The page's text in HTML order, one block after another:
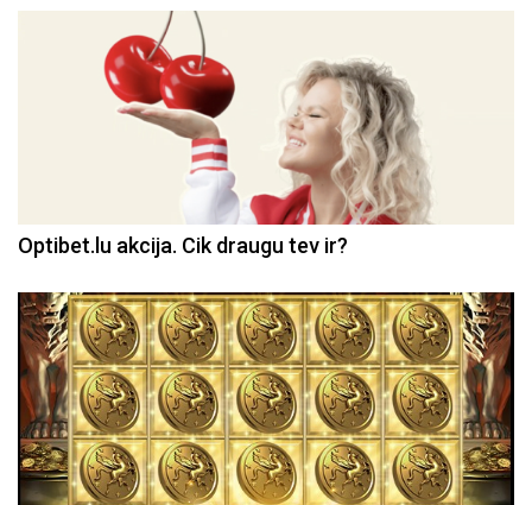
Optibet.lu akcija. Cik draugu tev ir?